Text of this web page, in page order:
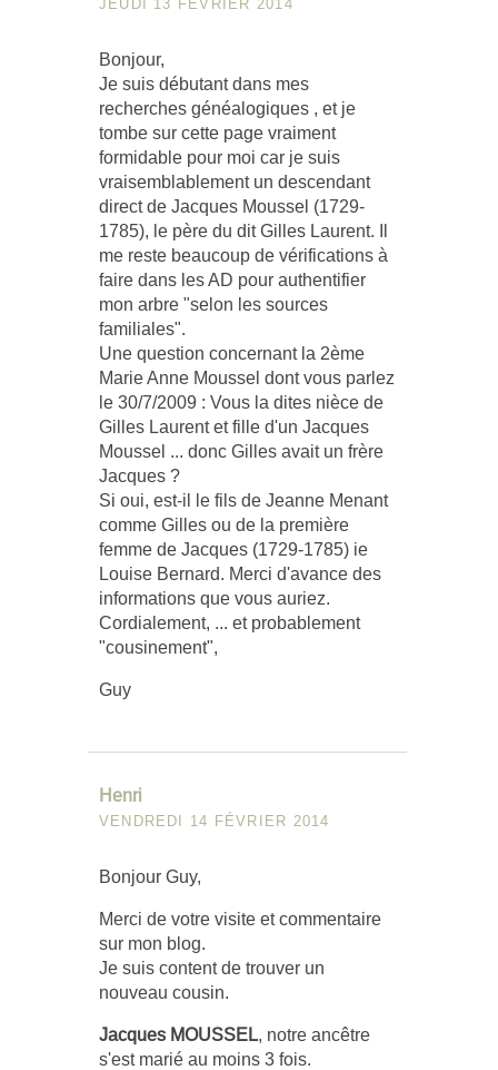
JEUDI 13 FÉVRIER 2014
Bonjour,
Je suis débutant dans mes
recherches généalogiques , et je
tombe sur cette page vraiment
formidable pour moi car je suis
vraisemblablement un descendant
direct de Jacques Moussel (1729-
1785), le père du dit Gilles Laurent. Il
me reste beaucoup de vérifications à
faire dans les AD pour authentifier
mon arbre "selon les sources
familiales".
Une question concernant la 2ème
Marie Anne Moussel dont vous parlez
le 30/7/2009 : Vous la dites nièce de
Gilles Laurent et fille d'un Jacques
Moussel ... donc Gilles avait un frère
Jacques ?
Si oui, est-il le fils de Jeanne Menant
comme Gilles ou de la première
femme de Jacques (1729-1785) ie
Louise Bernard. Merci d'avance des
informations que vous auriez.
Cordialement, ... et probablement
"cousinement",
Guy
Henri
VENDREDI 14 FÉVRIER 2014
Bonjour Guy,
Merci de votre visite et commentaire
sur mon blog.
Je suis content de trouver un
nouveau cousin.
Jacques MOUSSEL, notre ancêtre
s'est marié au moins 3 fois.